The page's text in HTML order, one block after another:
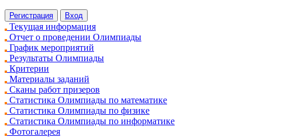
Регистрация Вход
Текущая информация
Отчет о проведении Олимпиады
График мероприятий
Результаты Олимпиады
Критерии
Материалы заданий
Сканы работ призеров
Статистика Олимпиады по математике
Статистика Олимпиады по физике
Статистика Олимпиады по информатике
Фотогалерея